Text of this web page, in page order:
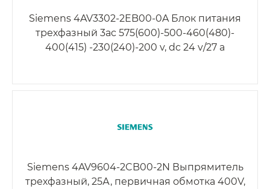
Siemens 4AV3302-2EB00-0A Блок питания
трехфазный 3ac 575(600)-500-460(480)-
400(415) -230(240)-200 v, dc 24 v/27 a
Siemens 4AV9604-2CB00-2N Выпрямитель
трехфазный, 25А, первичная обмотка 400V,